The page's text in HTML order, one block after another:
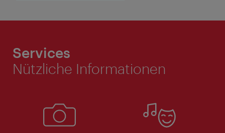
Services
Nützliche Informationen